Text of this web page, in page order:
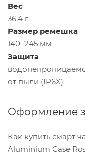
Вес
36,4 г
Размер ремешка
140–245 мм
Защита
от пыли (IP6X)
Оформление
Как купить смарт
Aluminium Case